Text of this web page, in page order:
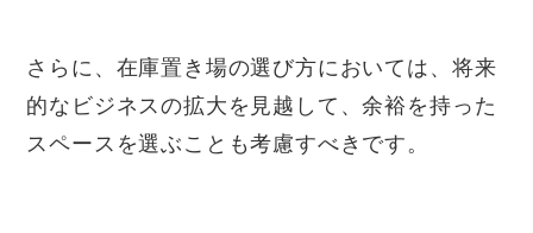
さらに、在庫置き場の選び方においては、将来
的なビジネスの拡大を見越して、余裕を持った
スペースを選ぶことも考慮すべきです。